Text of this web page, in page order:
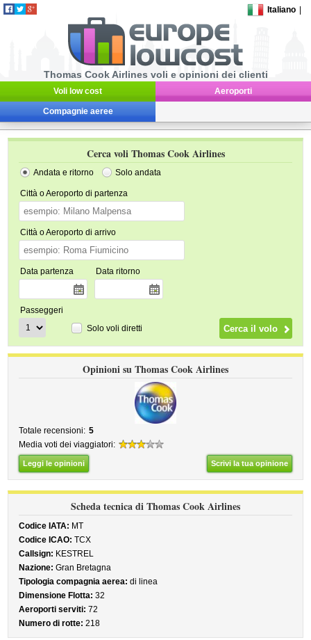
Italiano
Thomas Cook Airlines voli e opinioni dei clienti
Voli low cost Aeroporti
Compagnie aeree
Cerca voli Thomas Cook Airlines
Andata e ritorno Solo andata
Città o Aeroporto di partenza
Città o Aeroporto di arrivo
Data partenza Data ritorno
Passeggeri
Solo voli diretti
Opinioni su Thomas Cook Airlines
Totale recensioni: 5
Media voti dei viaggiatori:
Leggi le opinioni Scrivi la tua opinione
Scheda tecnica di Thomas Cook Airlines
Codice IATA: MT
Codice ICAO: TCX
Callsign: KESTREL
Nazione: Gran Bretagna
Tipologia compagnia aerea: di linea
Dimensione Flotta: 32
Aeroporti serviti: 72
Numero di rotte: 218